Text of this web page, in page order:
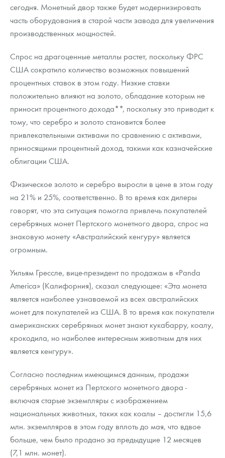
сегодня. Монетный двор также будет модернизировать
часть оборудования в старой части завода для увеличения
производственных мощностей.
Спрос на драгоценные металлы растет, поскольку ФРС
США сократило количество возможных повышений
процентных ставок в этом году. Низкие ставки
положительно влияют на золото, обладание которым не
приносит процентного дохода**, поскольку это приводит к
тому, что серебро и золото становится более
привлекательными активами по сравнению с активами,
приносящими процентный доход, такими как казначейские
облигации США.
Физическое золото и серебро выросли в цене в этом году
на 21% и 25%, соответственно. В то время как дилеры
говорят, что эта ситуация помогла привлечь покупателей
серебряных монет Пертского монетного двора, спрос на
знаковую монету «Австралийский кенгуру» является
огромным.
Уильям Грессле, вице-президент по продажам в «Panda
America» (Калифорния), сказал следующее: «Эта монета
является наиболее узнаваемой из всех австралийских
монет для покупателей из США. В то время как покупатели
американских серебряных монет знают кукабарру, коалу,
крокодила, но наиболее интересным животным для них
является кенгуру».
Согласно последним имеющимся данным, продажи
серебряных монет из Пертского монетного двора -
включая старые экземпляры с изображением
национальных животных, таких как коалы – достигли 15,6
млн. экземпляров в этом году вплоть до мая, что вдвое
больше, чем было продано за предыдущие 12 месяцев
(7,1 млн. монет).